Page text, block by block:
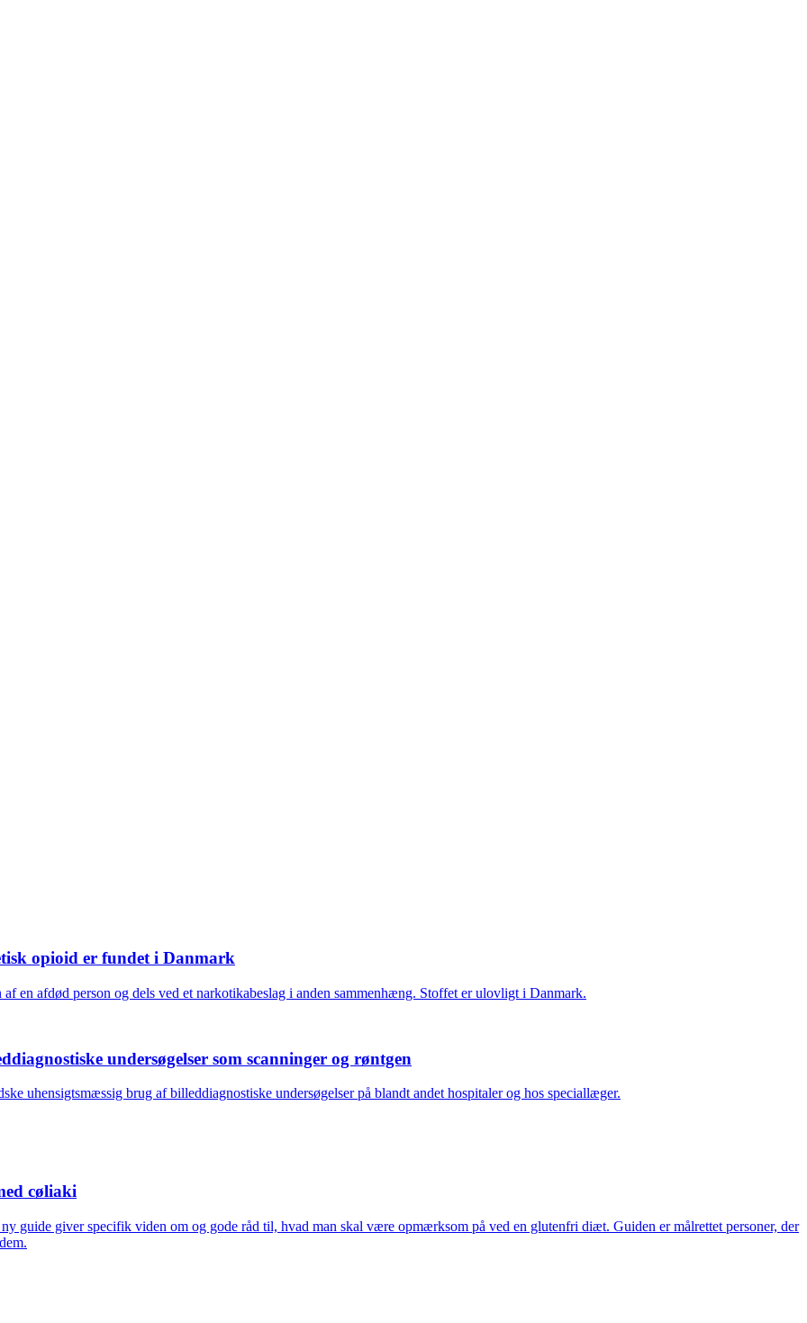
opioid er fundet i Danmark
en afdød person og dels ved et narkotikabeslag i anden sammenhæng. Stoffet er ulovligt i Danmark.
undersøgelser som scanninger og røntgen
uhensigtsmæssig brug af billeddiagnostiske undersøgelser på blandt andet hospitaler og hos speciallæger.
cøliaki
guide giver specifik viden om og gode råd til, hvad man skal være opmærksom på ved en glutenfri diæt. Guiden er målrettet personer, der